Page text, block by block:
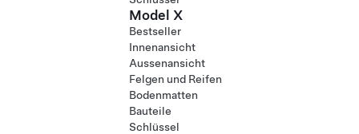
Model X
Bestseller
Innenansicht
Aussenansicht
Felgen und Reifen
Bodenmatten
Bauteile
Schlüssel